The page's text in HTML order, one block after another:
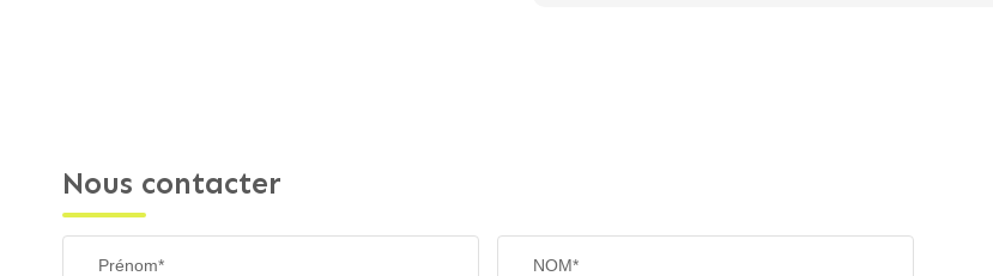
Nous contacter
Prénom* NOM*